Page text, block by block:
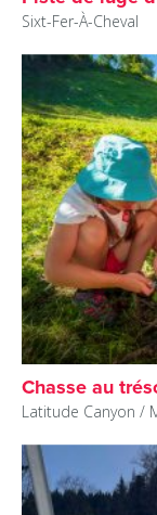
Sixt-Fer-À-Cheval
Chasse au
Latitude Canyon /